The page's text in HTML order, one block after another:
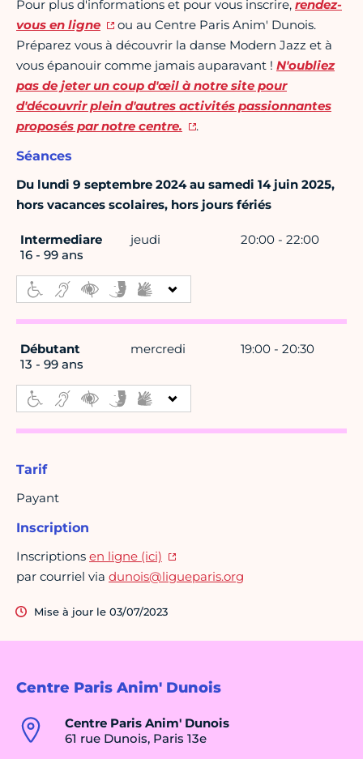
Centre Paris Anim' Dunois
Centre Paris Anim' Dunois
61 rue Dunois, Paris 13e
Pour plus d'informations et pour vous inscrire, rendez-
vous en ligne
ou au Centre Paris Anim' Dunois.
Préparez vous à découvrir la danse Modern Jazz et à
vous épanouir comme jamais auparavant ! N'oubliez
pas de jeter un coup d'œil à notre site pour
d'découvrir plein d'autres activités passionnantes
proposés par notre centre.
.
Séances
Du lundi 9 septembre 2024 au samedi 14 juin 2025,
hors vacances scolaires, hors jours fériés
Intermediare
16 - 99 ans
jeudi 20:00 - 22:00
Débutant
13 - 99 ans
mercredi 19:00 - 20:30
Tarif
Payant
Inscription
Inscriptions en ligne (ici)
par courriel via dunois@ligueparis.org
Mise à jour le 03/07/2023